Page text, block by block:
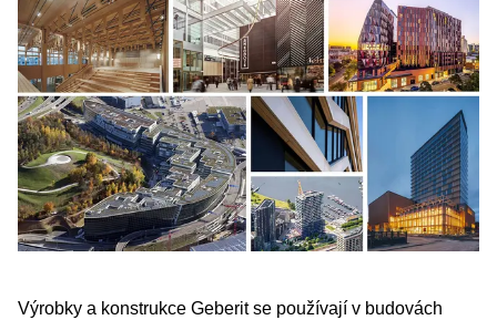
Výrobky a konstrukce Geberit se používají v budovách